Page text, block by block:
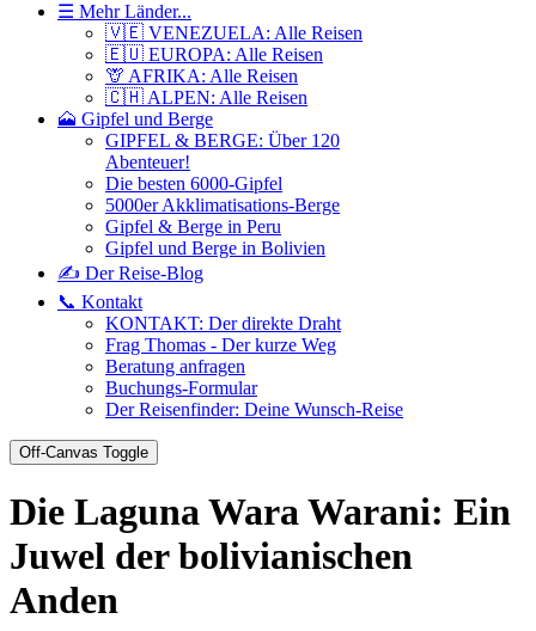
☰ Mehr Länder...
🇻🇪 VENEZUELA: Alle Reisen
🇪🇺 EUROPA: Alle Reisen
🦒 AFRIKA: Alle Reisen
🇨🇭 ALPEN: Alle Reisen
🗻 Gipfel und Berge
GIPFEL & BERGE: Über 120
Abenteuer!
Die besten 6000-Gipfel
5000er Akklimatisations-Berge
Gipfel & Berge in Peru
Gipfel und Berge in Bolivien
✍️ Der Reise-Blog
📞 Kontakt
KONTAKT: Der direkte Draht
Frag Thomas - Der kurze Weg
Beratung anfragen
Buchungs-Formular
Der Reisenfinder: Deine Wunsch-Reise
Off-Canvas Toggle
Die Laguna Wara Warani: Ein
Juwel der bolivianischen
Anden